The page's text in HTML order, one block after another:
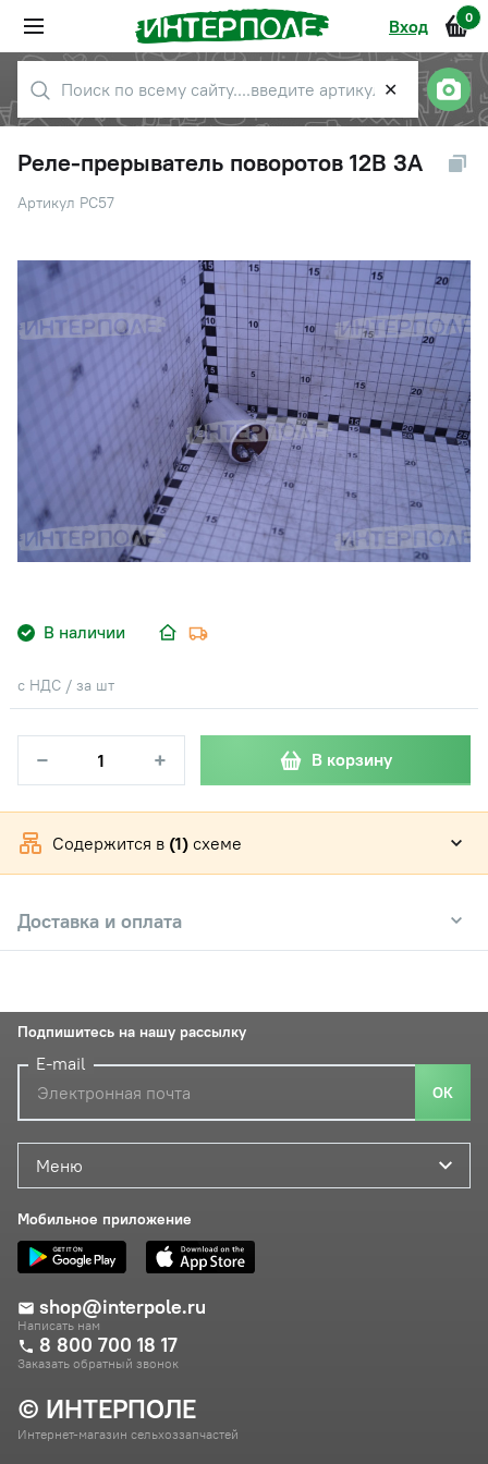
Вход 0
✕
Реле-прерыватель поворотов 12В 3А
Артикул РС57
В наличии
с НДС / за шт
− + В корзину
Содержится в (1) схеме
Доставка и оплата
© ИНТЕРПОЛЕ
Интернет-магазин сельхоззапчастей
Меню
Мобильное приложение
shop@interpole.ru
Написать нам
8 800 700 18 17
Заказать обратный звонок
Подпишитесь на нашу рассылку
E-mail
ОК